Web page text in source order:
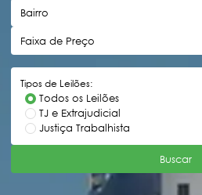
Bairro
Faixa de Preço
Tipos de Leilões:
Todos os Leilões
TJ e Extrajudicial
Justiça Trabalhista
Buscar